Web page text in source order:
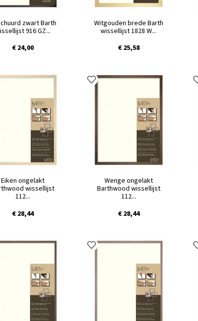
zwart Barth
916 GZ...
€ 24,00
Witgouden brede Barth
wissellijst 1828 W...
€ 25,58
Eiken ongelakt
wissellijst
112...
€ 28,44
Wenge ongelakt
Barthwood wissellijst
112...
€ 28,44